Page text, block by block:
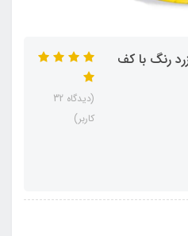
رنگ با کف
(دیدگاه 32
کاربر)